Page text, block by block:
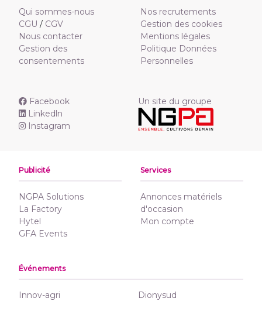
Qui sommes-nous
CGU / CGV
Nous contacter
Gestion des
consentements
Nos recrutements
Gestion des cookies
Mentions légales
Politique Données
Personnelles
Facebook
Linkedln
Instagram
Un site du groupe
Publicité
NGPA Solutions
La Factory
Hytel
GFA Events
Services
Annonces matériels
d'occasion
Mon compte
Événements
Innov-agri Dionysud